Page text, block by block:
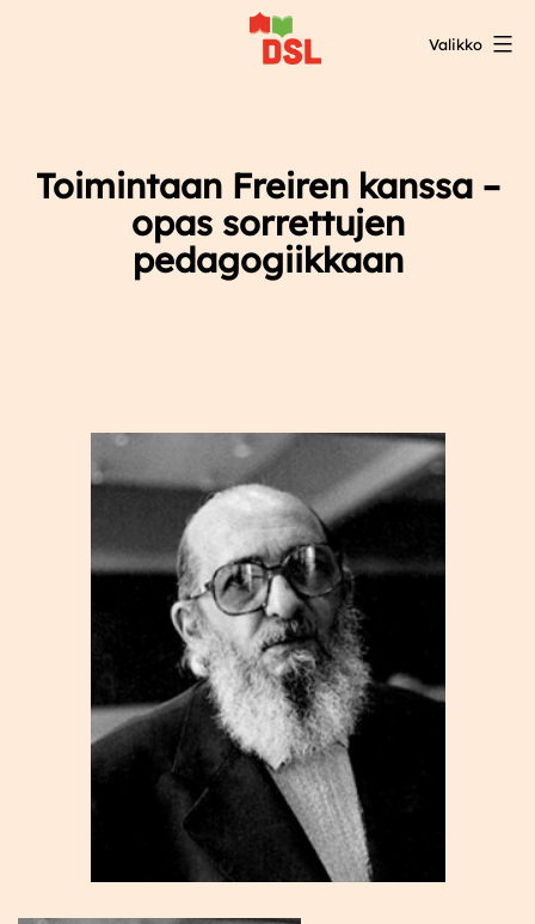
Valikko
Toimintaan Freiren kanssa –
opas sorrettujen
pedagogiikkaan